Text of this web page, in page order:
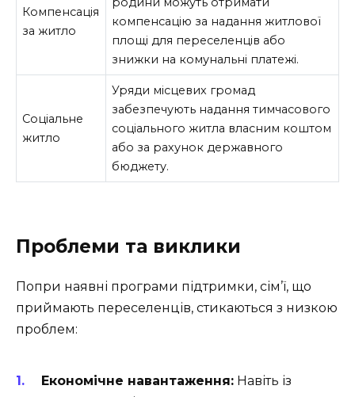
Компенсація
за житло
компенсацію за надання житлової
площі для переселенців або
знижки на комунальні платежі.
Соціальне
житло
Уряди місцевих громад
забезпечують надання тимчасового
соціального житла власним коштом
або за рахунок державного
бюджету.
Проблеми та виклики
Попри наявні програми підтримки, сім’ї, що
приймають переселенців, стикаються з низкою
проблем:
Економічне навантаження: Навіть із